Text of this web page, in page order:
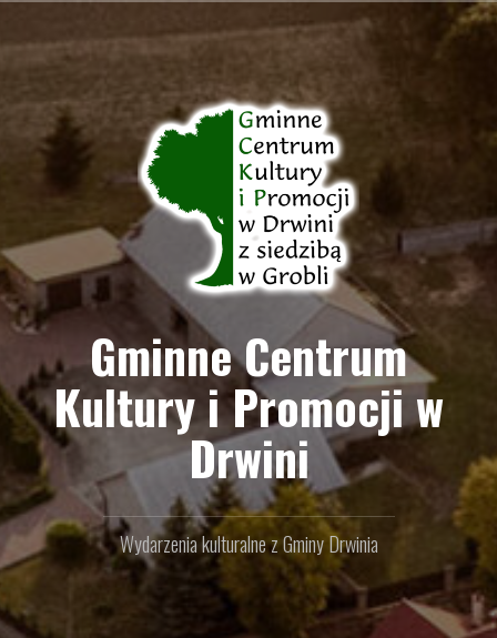
Gminne Centrum
Kultury i Promocji w
Drwini
Wydarzenia kulturalne z Gminy Drwinia